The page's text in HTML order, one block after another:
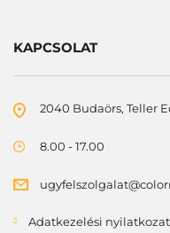
KAPCSOLAT
2040 Budaörs, Teller
8.00 - 17.00
Adatkezelési nyilatkozat